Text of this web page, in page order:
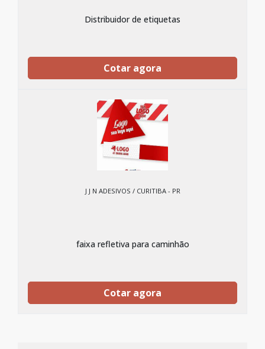
Distribuidor de etiquetas
Cotar agora
J J N ADESIVOS / CURITIBA - PR
faixa refletiva para caminhão
Cotar agora